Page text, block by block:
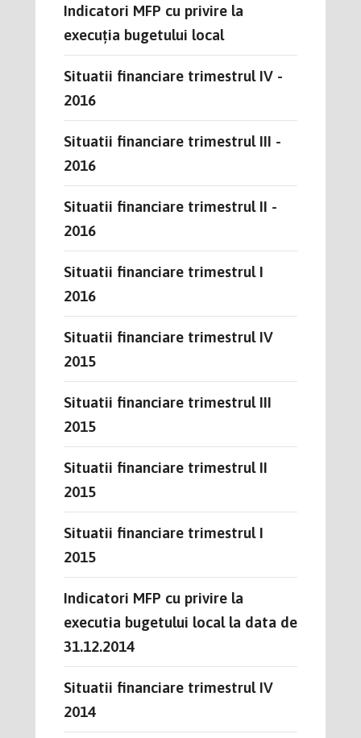
Indicatori MFP cu privire la
execuția bugetului local
Situatii financiare trimestrul IV -
2016
Situatii financiare trimestrul III -
2016
Situatii financiare trimestrul II -
2016
Situatii financiare trimestrul I
2016
Situatii financiare trimestrul IV
2015
Situatii financiare trimestrul III
2015
Situatii financiare trimestrul II
2015
Situatii financiare trimestrul I
2015
Indicatori MFP cu privire la
executia bugetului local la data de
31.12.2014
Situatii financiare trimestrul IV
2014